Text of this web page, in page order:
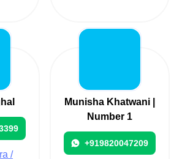
/
Munisha Khatwani |
Number 1
+919820047209